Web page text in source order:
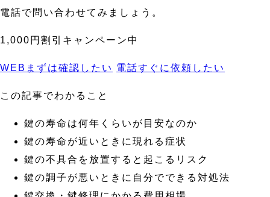
電話で問い合わせてみましょう。
1,000円割引キャンペーン中
WEB まずは確認したい 電話すぐに依頼したい
この記事でわかること
鍵の寿命は何年くらいが目安なのか
鍵の寿命が近いときに現れる症状
鍵の不具合を放置すると起こるリスク
鍵の調子が悪いときに自分でできる対処法